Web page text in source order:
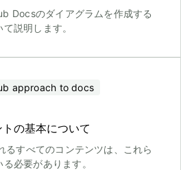
Docsのダイアグラムを作成する
説明します。
approach to docs
の基本について
すべてのコンテンツは、これら
必要があります。